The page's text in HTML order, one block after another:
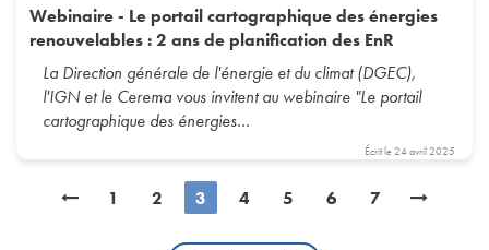
Webinaire - Le portail cartographique des énergies
renouvelables : 2 ans de planification des EnR
La Direction générale de l'énergie et du climat (DGEC),
l'IGN et le Cerema vous invitent au webinaire "Le portail
cartographique des énergies…
Écrit le24 avril 2025
Page
1 Page
2
Page
3 Page
4 Page
5 Page
6 Page
7